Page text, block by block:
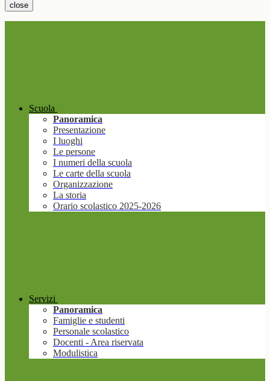
close
Scuola
Panoramica
Presentazione
I luoghi
Le persone
I numeri della scuola
Le carte della scuola
Organizzazione
La storia
Orario scolastico 2025-2026
Servizi
Panoramica
Famiglie e studenti
Personale scolastico
Docenti - Area riservata
Modulistica